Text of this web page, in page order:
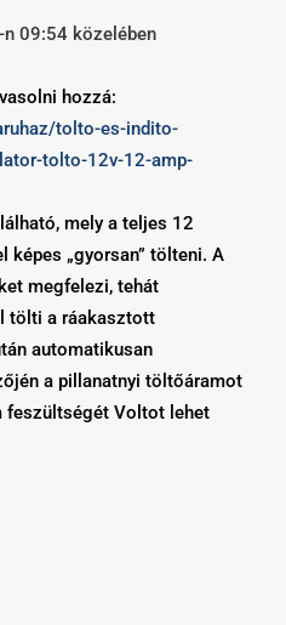
09:54 közelében
hozzá:
tolto-es-indito-
tolto-12v-12-amp-
mely a teljes 12
képes „gyorsan” tölteni. A
megfelezi, tehát
tölti a ráakasztott
automatikusan
a pillanatnyi töltőáramot
feszültségét Voltot lehet